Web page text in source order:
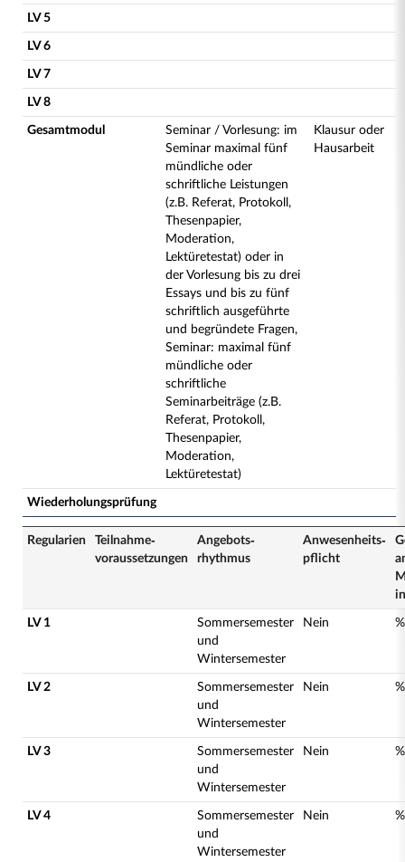
LV 5
LV 6
LV 7
LV 8
Gesamtmodul
Seminar / Vorlesung: im
Seminar maximal fünf
mündliche oder
schriftliche Leistungen
(z.B. Referat, Protokoll,
Thesenpapier,
Moderation,
Lektüretestat) oder in
der Vorlesung bis zu drei
Essays und bis zu fünf
schriftlich ausgeführte
und begründete Fragen,
Seminar: maximal fünf
mündliche oder
schriftliche
Seminarbeiträge (z.B.
Referat, Protokoll,
Thesenpapier,
Moderation,
Lektüretestat)
Klausur oder
Hausarbeit
Wiederholungsprüfung
Regularien
Teilnahme­
voraussetzungen
Angebots­
rhythmus
Anwesenheits­
pflicht
LV 1
Sommersemester
und
Wintersemester
Nein %
LV 2
Sommersemester
und
Wintersemester
Nein %
LV 3
Sommersemester
und
Wintersemester
Nein %
LV 4
Sommersemester
und
Wintersemester
Nein %